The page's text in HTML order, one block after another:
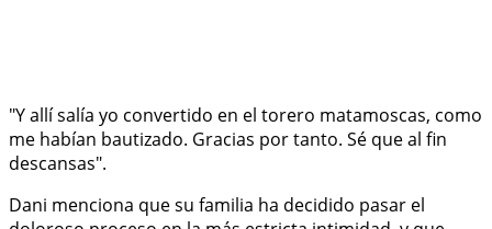
"Y allí salía yo convertido en el torero matamoscas, como
me habían bautizado. Gracias por tanto. Sé que al fin
descansas".
Dani menciona que su familia ha decidido pasar el